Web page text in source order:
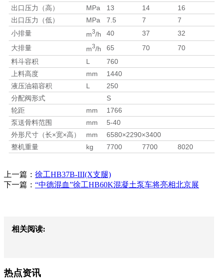
出口压力（高）
MPa 13 14
16
出口压力（低）
MPa 7.5 7
7
小排量
m3/h 40 37
32
大排量
m3/h 65 70
70
料斗容积
L
760
上料高度
mm
1440
液压油箱容积
L
250
分配阀形式
S
轮距
mm
1766
泵送骨料范围
mm
5-40
外形尺寸（长×宽×高）
mm
6580×2290×3400
整机重量
kg 7700 7700 8020
上一篇： 徐工HB37B-III(X支腿)
下一篇： “中德混血”徐工HB60K混凝土泵车将亮相北京展
相关阅读:
热点资讯